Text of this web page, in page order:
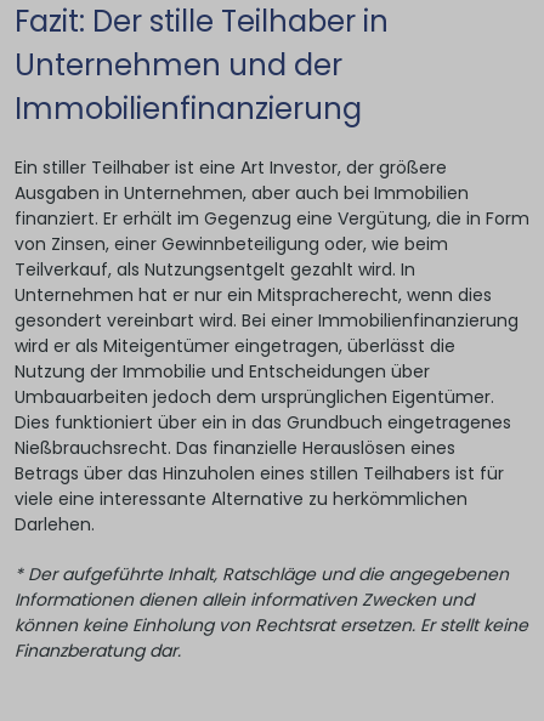
Fazit: Der stille Teilhaber in
Unternehmen und der
Immobilienfinanzierung
Ein stiller Teilhaber ist eine Art Investor, der größere
Ausgaben in Unternehmen, aber auch bei Immobilien
finanziert. Er erhält im Gegenzug eine Vergütung, die in Form
von Zinsen, einer Gewinnbeteiligung oder, wie beim
Teilverkauf, als Nutzungsentgelt gezahlt wird. In
Unternehmen hat er nur ein Mitspracherecht, wenn dies
gesondert vereinbart wird. Bei einer Immobilienfinanzierung
wird er als Miteigentümer eingetragen, überlässt die
Nutzung der Immobilie und Entscheidungen über
Umbauarbeiten jedoch dem ursprünglichen Eigentümer.
Dies funktioniert über ein in das Grundbuch eingetragenes
Nießbrauchsrecht. Das finanzielle Herauslösen eines
Betrags über das Hinzuholen eines stillen Teilhabers ist für
viele eine interessante Alternative zu herkömmlichen
Darlehen.
* Der aufgeführte Inhalt, Ratschläge und die angegebenen
Informationen dienen allein informativen Zwecken und
können keine Einholung von Rechtsrat ersetzen. Er stellt keine
Finanzberatung dar.